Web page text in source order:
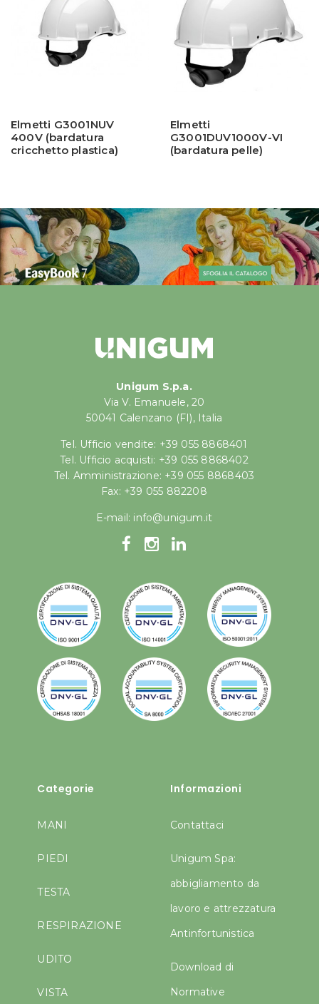
Elmetti G3001NUV
400V (bardatura
cricchetto plastica)
Elmetti
G3001DUV1000V-VI
(bardatura pelle)
Unigum S.p.a.
Via V. Emanuele, 20
50041 Calenzano (FI), Italia
Tel. Ufficio vendite: +39 055 8868401
Tel. Ufficio acquisti: +39 055 8868402
Tel. Amministrazione: +39 055 8868403
Fax: +39 055 882208
E-mail: info@unigum.it
Categorie
MANI
PIEDI
TESTA
RESPIRAZIONE
UDITO
VISTA
Informazioni
Contattaci
Unigum Spa:
abbigliamento da
lavoro e attrezzatura
Antinfortunistica
Download di
Normative